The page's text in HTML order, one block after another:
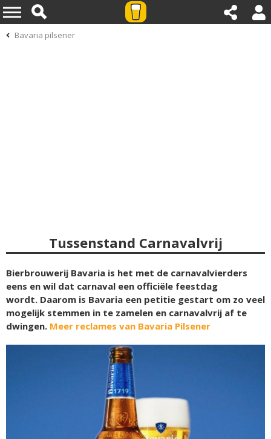
Bavaria pilsener
Tussenstand Carnavalvrij
Bierbrouwerij Bavaria is het met de carnavalvierders
eens en wil dat carnaval een officiële feestdag
wordt. Daarom is Bavaria een petitie gestart om zo veel
mogelijk stemmen in te zamelen en carnavalvrij af te
dwingen. Meer reclames van Bavaria Pilsener